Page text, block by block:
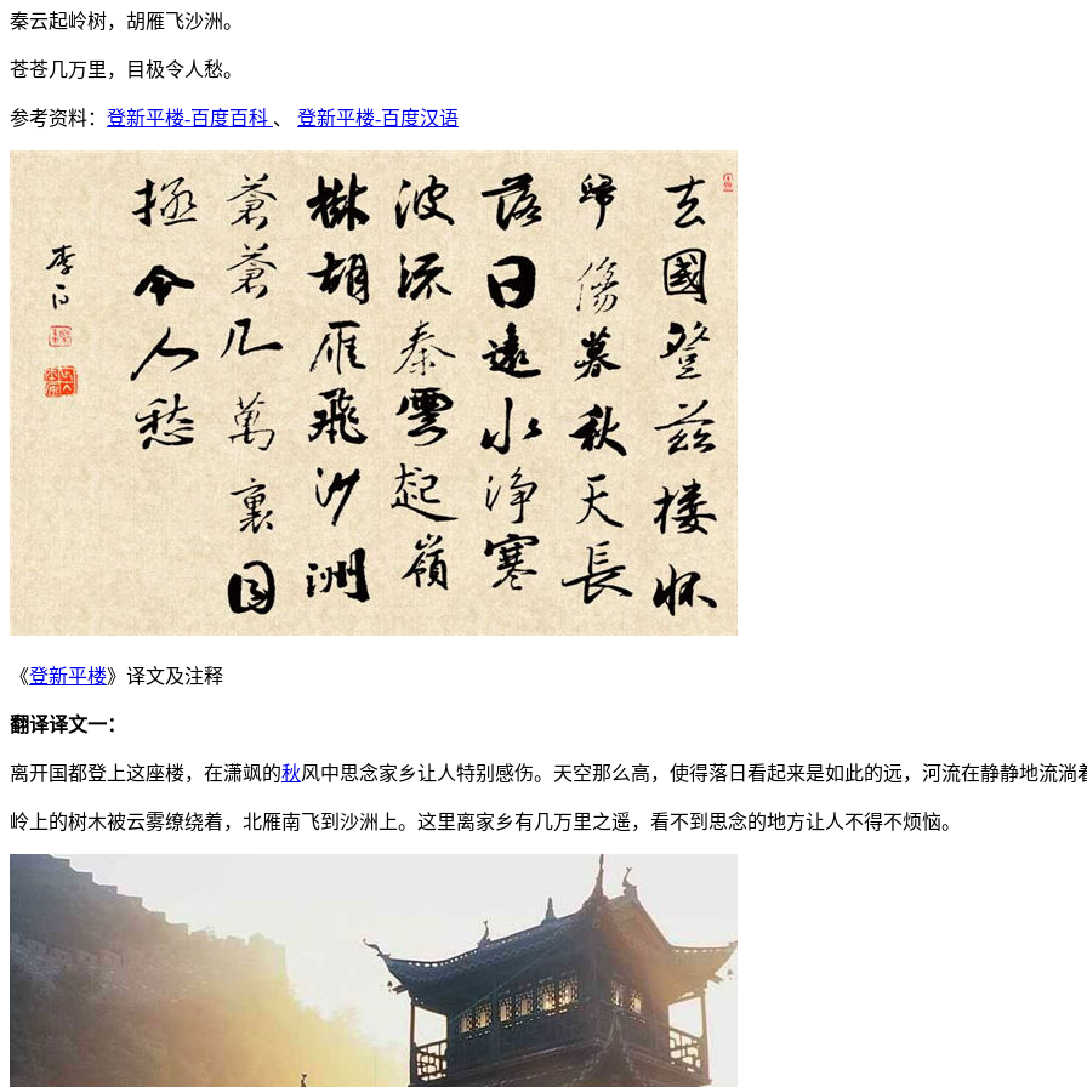
秦云起岭树，胡雁飞沙洲。
苍苍几万里，目极令人愁。
参考资料： 登新平楼-百度百科 、 登新平楼-百度汉语
《登新平楼》译文及注释
翻译译文一：
离开国都登上这座楼，在潇飒的秋风中思念家乡让人特别感伤。天空那么高，使得落日看起来是如此的远，河流在静静地流淌
岭上的树木被云雾缭绕着，北雁南飞到沙洲上。这里离家乡有几万里之遥，看不到思念的地方让人不得不烦恼。